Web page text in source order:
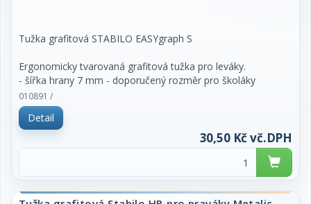
Tužka grafitová STABILO EASYgraph S
Ergonomicky tvarovaná grafitová tužka pro leváky.
- šířka hrany 7 mm - doporučený rozměr pro školáky
1. stupně
- Trojhranný tvar a neklouzavé plošky pro uvolněné
držení.
- Žlutý konec tužky signalizuje levou variantu.
- Doporučený rozměr pro starší školáky
skladem různé barvy, cena za 1 kus
010891 /
Detail
30,50 Kč vč.DPH